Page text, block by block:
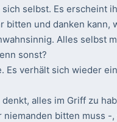
selbst. Es erscheint
bitten und danken kann,
Alles selbst
sonst?
Es verhält sich wieder
alles im Griff zu
niemanden bitten muss